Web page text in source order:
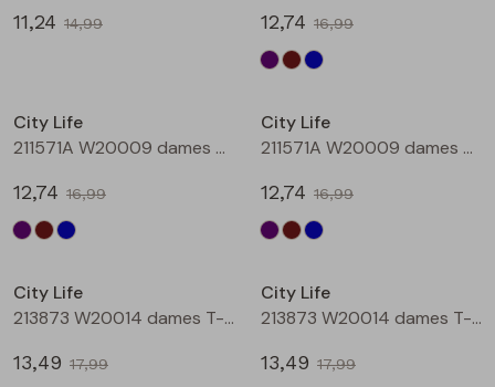
11,24 14,99
12,74 16,99
City Life
211571A W20009 dames T-shirt km Bruin
12,74 16,99
City Life
211571A W20009 dames T-shirt km Petrol
12,74 16,99
City Life
213873 W20014 dames T-shirt km Aubergine
13,49 17,99
City Life
213873 W20014 dames T-shirt km Bruin
13,49 17,99